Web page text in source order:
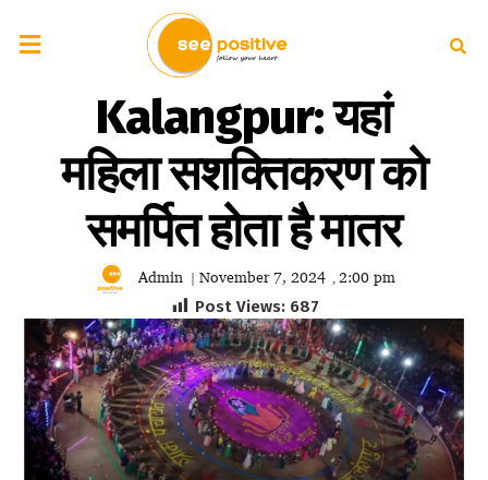
Kalangpur: यहां
महिला सशक्तिकरण को
समर्पित होता है मातर
Admin | November 7, 2024 , 2:00 pm
Post Views: 687